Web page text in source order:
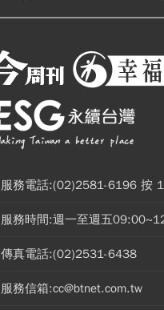
服務電話:(02)2581-6196 按 1
服務時間:週一至週五
傳真電話:(02)2531-6438
服務信箱:cc@btnet.com.tw